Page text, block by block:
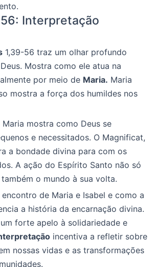
Interpretação
1,39-56 traz um olhar profundo
Mostra como ele atua na
por meio de Maria. Maria
mostra a força dos humildes nos
mostra como Deus se
e necessitados. O Magnificat,
a bondade divina para com os
A ação do Espírito Santo não só
o mundo à sua volta.
de Maria e Isabel e como a
a história da encarnação divina.
forte apelo à solidariedade e
incentiva a refletir sobre
nossas vidas e as transformações